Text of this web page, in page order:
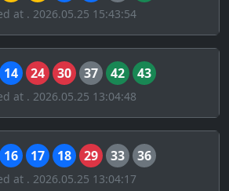
at . 2026.05.25 15:43:54
14 24 30 37 42 43
at . 2026.05.25 13:04:48
16 17 18 29 33 36
at . 2026.05.25 13:04:17